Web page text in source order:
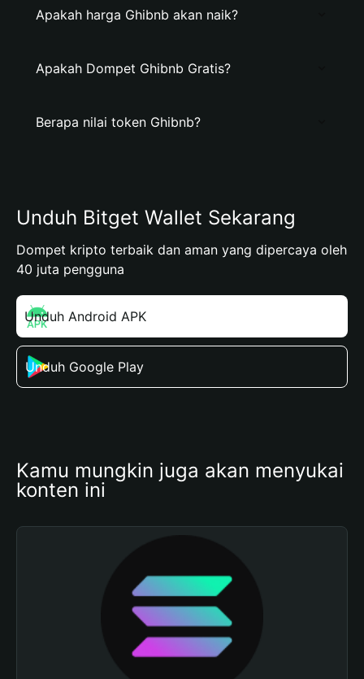
Apakah harga Ghibnb akan naik?
Apakah Dompet Ghibnb Gratis?
Berapa nilai token Ghibnb?
Unduh Bitget Wallet Sekarang
Dompet kripto terbaik dan aman yang dipercaya oleh
40 juta pengguna
Unduh Android APK
Unduh Google Play
Kamu mungkin juga akan menyukai
konten ini